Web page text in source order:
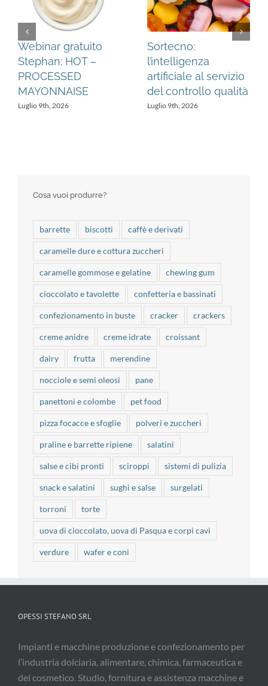
Webinar gratuito
Stephan: HOT –
PROCESSED
MAYONNAISE
Luglio 9th, 2026
Sortecno:
l’intelligenza
artificiale al servizio
del controllo qualità
Luglio 9th, 2026
Cosa vuoi produrre?
barrette biscotti caffè e derivati
caramelle dure e cottura zuccheri
caramelle gommose e gelatine chewing gum
cioccolato e tavolette confetteria e bassinati
confezionamento in buste cracker crackers
creme anidre creme idrate croissant
dairy frutta merendine
nocciole e semi oleosi pane
panettoni e colombe pet food
pizza focacce e sfoglie polveri e zuccheri
praline e barrette ripiene salatini
salse e cibi pronti sciroppi sistemi di pulizia
snack e salatini sughi e salse surgelati
torroni torte
uova di cioccolato, uova di Pasqua e corpi cavi
verdure wafer e coni
OPESSI STEFANO SRL
Impianti e macchine produzione e confezionamento per
l’industria dolciaria, alimentare, chimica, farmaceutica e
del cosmetico. Studio, fornitura e assistenza macchine e